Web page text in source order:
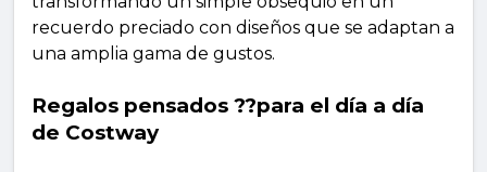
recuerdo preciado con diseños que se adaptan a
una amplia gama de gustos.
Regalos pensados ??para el día a día
de Costway